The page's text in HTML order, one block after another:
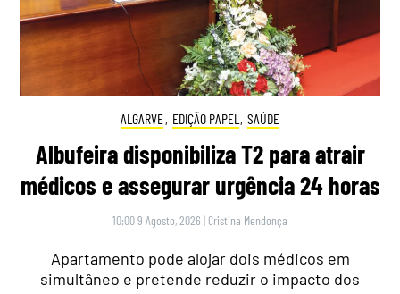
ALGARVE, EDIÇÃO PAPEL , SAÚDE
Albufeira disponibiliza T2 para atrair
médicos e assegurar urgência 24 horas
10:00 9 Agosto, 2026 | Cristina Mendonça
Apartamento pode alojar dois médicos em
simultâneo e pretende reduzir o impacto dos